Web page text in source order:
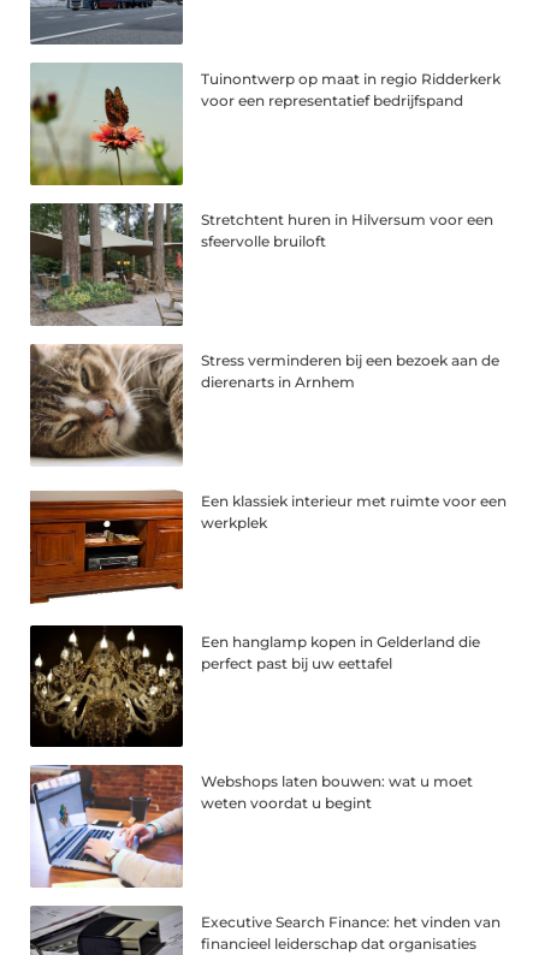
Tuinontwerp op maat in regio Ridderkerk
voor een representatief bedrijfspand
Stretchtent huren in Hilversum voor een
sfeervolle bruiloft
Stress verminderen bij een bezoek aan de
dierenarts in Arnhem
Een klassiek interieur met ruimte voor een
werkplek
Een hanglamp kopen in Gelderland die
perfect past bij uw eettafel
Webshops laten bouwen: wat u moet
weten voordat u begint
Executive Search Finance: het vinden van
financieel leiderschap dat organisaties